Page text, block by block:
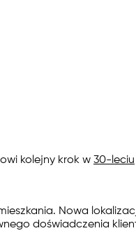
kolejny krok w 30-leciu
Nowa
doświadczenia